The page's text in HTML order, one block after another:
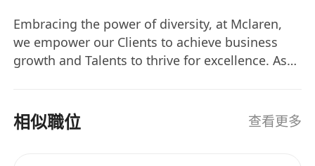
Embracing the power of diversity, at Mclaren,
we empower our Clients to achieve business
growth and Talents to thrive for excellence. As
of mutual success.
相似職位 查看更多